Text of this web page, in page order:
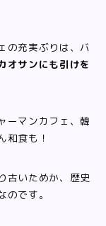
の充実ぶりは、バ
オサンにも引けを
ーマンカフェ、韓
和食も！
古いためか、歴史
です。